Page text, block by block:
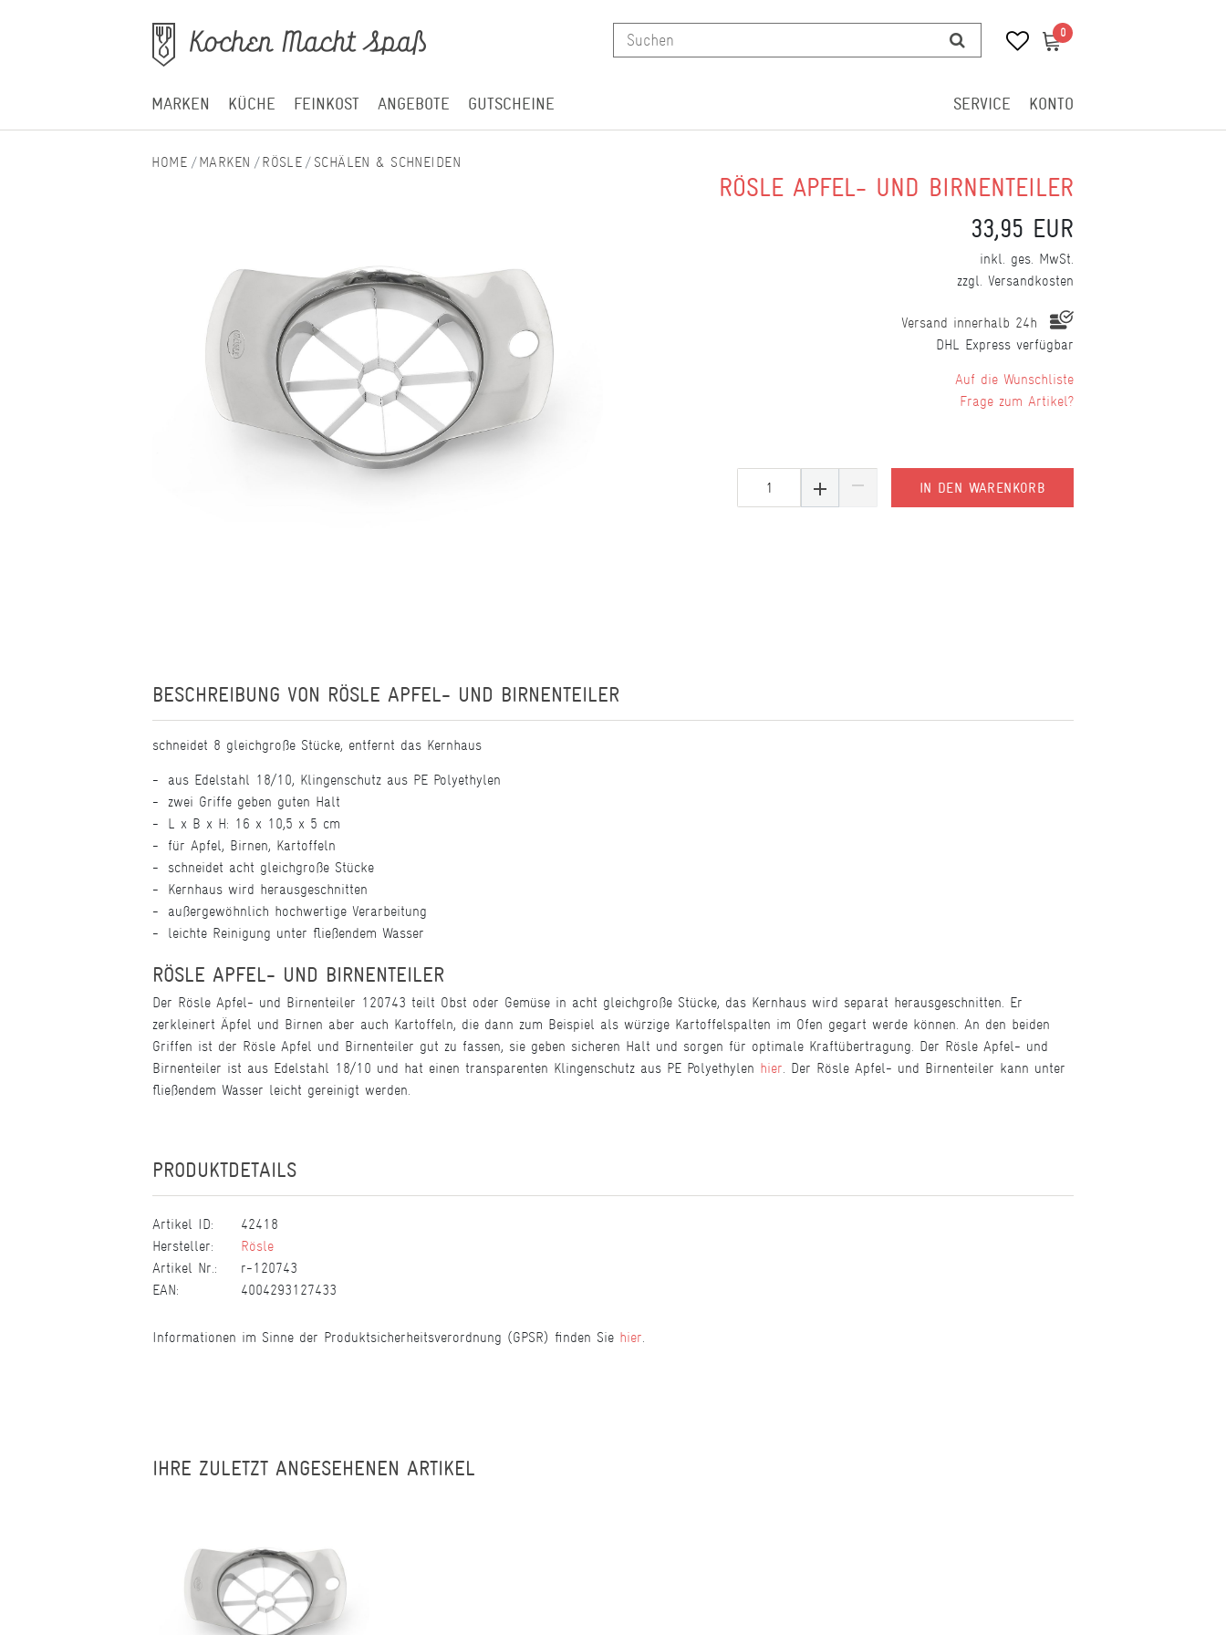
0 0
MARKEN KÜCHE FEINKOST ANGEBOTE GUTSCHEINE SERVICE KONTO
MARKEN RÖSLE SCHÄLEN & SCHNEIDEN
RÖSLE APFEL- UND BIRNENTEILER
33,95 EUR
inkl. ges. MwSt.
zzgl. Versandkosten
Versand innerhalb 24h
DHL Express verfügbar
IN DEN WARENKORB
Wunschliste
Frage zum Artikel?
BESCHREIBUNG VON RÖSLE APFEL- UND BIRNENTEILER
schneidet 8 gleichgroße Stücke, entfernt das Kernhaus
aus Edelstahl 18/10, Klingenschutz aus PE Polyethylen
zwei Griffe geben guten Halt
L x B x H: 16 x 10,5 x 5 cm
für Apfel, Birnen, Kartoffeln
schneidet acht gleichgroße Stücke
Kernhaus wird herausgeschnitten
außergewöhnlich hochwertige Verarbeitung
leichte Reinigung unter fließendem Wasser
RÖSLE APFEL- UND BIRNENTEILER
Der Rösle Apfel- und Birnenteiler 120743 teilt Obst oder Gemüse in acht gleichgroße Stücke, das Kernhaus wird separat herausgeschnitten. Er
zerkleinert Äpfel und Birnen aber auch Kartoffeln, die dann zum Beispiel als würzige Kartoffelspalten im Ofen gegart werde können. An den beiden
Griffen ist der Rösle Apfel und Birnenteiler gut zu fassen, sie geben sicheren Halt und sorgen für optimale Kraftübertragung. Der Rösle Apfel- und
Birnenteiler ist aus Edelstahl 18/10 und hat einen transparenten Klingenschutz aus PE Polyethylen hier. Der Rösle Apfel- und Birnenteiler kann unter
fließendem Wasser leicht gereinigt werden.
PRODUKTDETAILS
Artikel ID:
42418
Hersteller:
Rösle
Artikel Nr.:
r-120743
EAN:
4004293127433
Informationen im Sinne der Produktsicherheitsverordnung (GPSR) finden Sie hier.
IHRE ZULETZT ANGESEHENEN ARTIKEL